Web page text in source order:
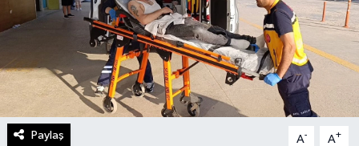
Paylaş A- A+